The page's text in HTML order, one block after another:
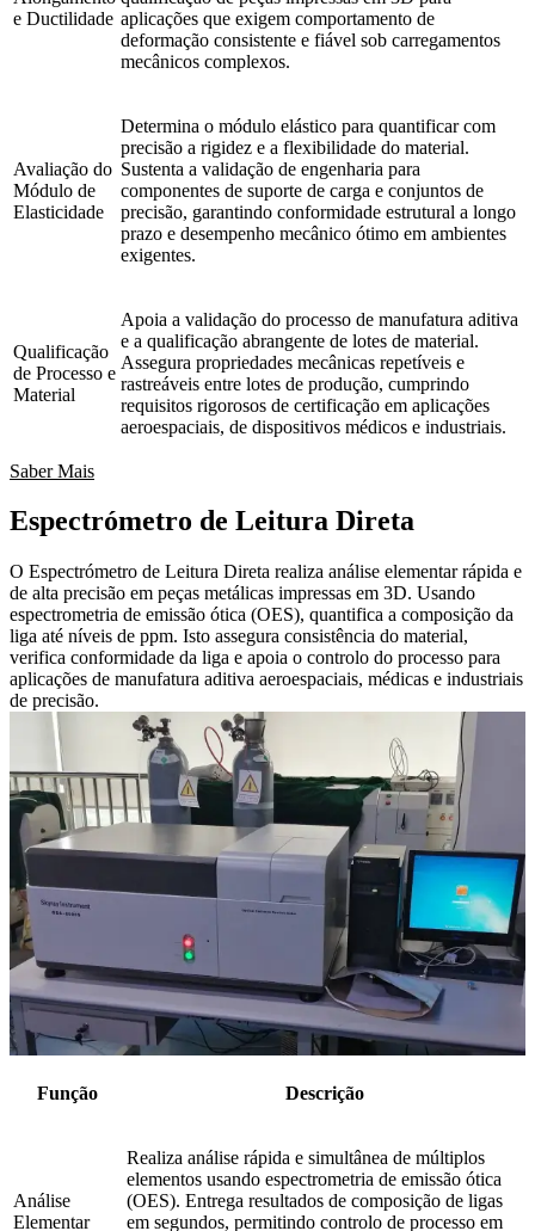
e Ductilidade aplicações que exigem comportamento de
deformação consistente e fiável sob carregamentos
mecânicos complexos.
Avaliação do
Módulo de
Elasticidade
Determina o módulo elástico para quantificar com
precisão a rigidez e a flexibilidade do material.
Sustenta a validação de engenharia para
componentes de suporte de carga e conjuntos de
precisão, garantindo conformidade estrutural a longo
prazo e desempenho mecânico ótimo em ambientes
exigentes.
Qualificação
de Processo e
Material
Apoia a validação do processo de manufatura aditiva
e a qualificação abrangente de lotes de material.
Assegura propriedades mecânicas repetíveis e
rastreáveis entre lotes de produção, cumprindo
requisitos rigorosos de certificação em aplicações
aeroespaciais, de dispositivos médicos e industriais.
Saber Mais
Espectrómetro de Leitura Direta
O Espectrómetro de Leitura Direta realiza análise elementar rápida e
de alta precisão em peças metálicas impressas em 3D. Usando
espectrometria de emissão ótica (OES), quantifica a composição da
liga até níveis de ppm. Isto assegura consistência do material,
verifica conformidade da liga e apoia o controlo do processo para
aplicações de manufatura aditiva aeroespaciais, médicas e industriais
de precisão.
Função Descrição
Análise
Elementar
Realiza análise rápida e simultânea de múltiplos
elementos usando espectrometria de emissão ótica
(OES). Entrega resultados de composição de ligas
em segundos, permitindo controlo de processo em